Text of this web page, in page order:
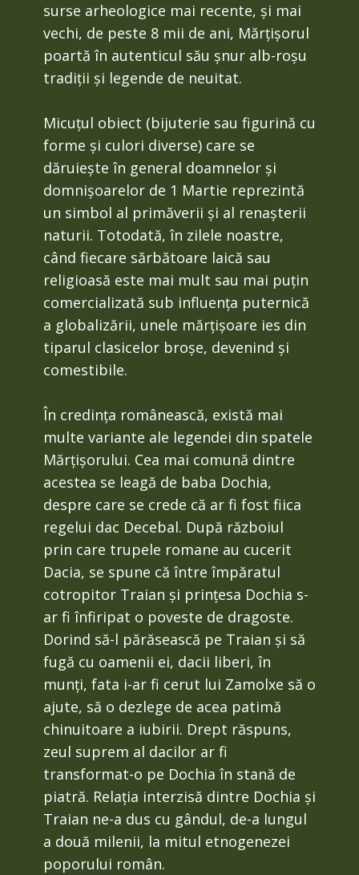
surse arheologice mai recente, și mai
vechi, de peste 8 mii de ani, Mărțișorul
poartă în autenticul său șnur alb-roșu
tradiții și legende de neuitat.
Micuțul obiect (bijuterie sau figurină cu
forme și culori diverse) care se
dăruiește în general doamnelor și
domnișoarelor de 1 Martie reprezintă
un simbol al primăverii și al renașterii
naturii. Totodată, în zilele noastre,
când fiecare sărbătoare laică sau
religioasă este mai mult sau mai puțin
comercializată sub influența puternică
a globalizării, unele mărțișoare ies din
tiparul clasicelor broșe, devenind și
comestibile.
În credința românească, există mai
multe variante ale legendei din spatele
Mărțișorului. Cea mai comună dintre
acestea se leagă de baba Dochia,
despre care se crede că ar fi fost fiica
regelui dac Decebal. După războiul
prin care trupele romane au cucerit
Dacia, se spune că între împăratul
cotropitor Traian și prințesa Dochia s-
ar fi înfiripat o poveste de dragoste.
Dorind să-l părăsească pe Traian și să
fugă cu oamenii ei, dacii liberi, în
munți, fata i-ar fi cerut lui Zamolxe să o
ajute, să o dezlege de acea patimă
chinuitoare a iubirii. Drept răspuns,
zeul suprem al dacilor ar fi
transformat-o pe Dochia în stană de
piatră. Relația interzisă dintre Dochia și
Traian ne-a dus cu gândul, de-a lungul
a două milenii, la mitul etnogenezei
poporului român.